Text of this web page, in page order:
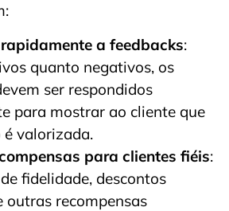
a feedbacks:
quanto negativos, os
ser respondidos
para mostrar ao cliente que
valorizada.
para clientes fiéis:
fidelidade, descontos
outras recompensas